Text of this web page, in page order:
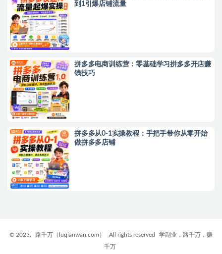
到1引爆店铺流量
拼多多电商训练营：零基础学习拼多多开店赚
钱技巧
拼多多从0-1实操教程：手把手带你从零开始
做拼多多店铺
© 2023. 路千万（luqianwan.com） All rights reserved
学副业，路千万，赚
千万